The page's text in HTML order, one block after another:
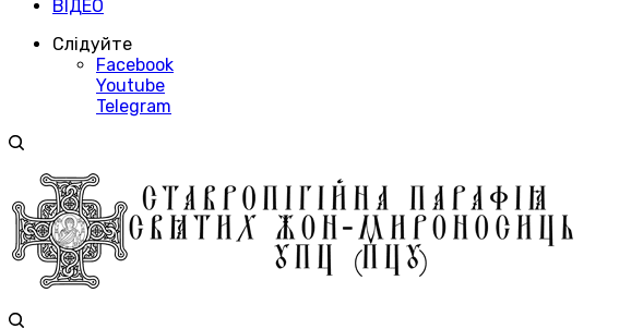
ВІДЕО
Слідуйте
Facebook
Youtube
Telegram